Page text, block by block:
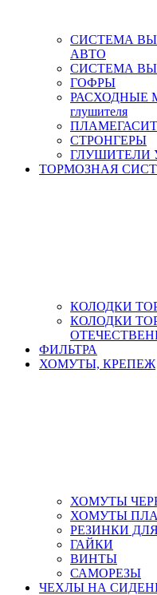
СИСТЕМА
АВТО
СИСТЕМА
ГОФРЫ
РАСХОДНЫЕ
глушителя
СТРОНГЕРЫ
ГЛУШИТЕЛИ
ТОРМОЗНАЯ
КОЛОДКИ
КОЛОДКИ
ФИЛЬТРА
ХОМУТЫ, КРЕПЕЖ
ХОМУТЫ
ХОМУТЫ
РЕЗИНКИ
ГАЙКИ
ВИНТЫ
САМОРЕЗЫ
ЧЕХЛЫ НА